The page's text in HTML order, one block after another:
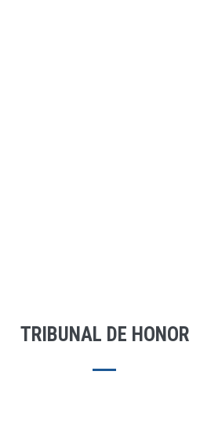
TRIBUNAL DE HONOR